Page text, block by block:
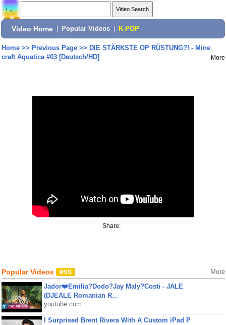
Video Home Popular Videos K-POP
Home>> Previous Page>> DIE STÄRKSTE OP RÜSTUNG?! - Mine
craft Aquatica #03 [Deutsch/HD]
More
Share:
Popular Videos More
Jador❤️Emilia?Dodo?Jay Maly?Costi - JALE
(DJEALE Romanian R...
youtube.com
I Surprised Brent Rivera With A Custom iPad P